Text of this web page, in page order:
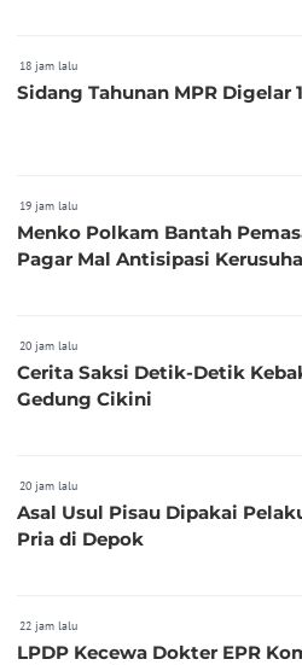
18 jam lalu
Sidang Tahunan MPR Digelar
19 jam lalu
Menko Polkam Bantah
Pagar Mal Antisipasi
20 jam lalu
Cerita Saksi Detik-Detik
Gedung Cikini
20 jam lalu
Asal Usul Pisau Dipakai
Pria di Depok
22 jam lalu
LPDP Kecewa Dokter EPR